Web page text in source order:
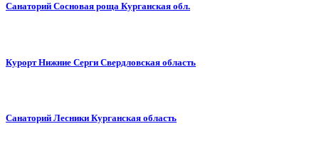
Санаторий Сосновая роща Курганская обл.
Курорт Нижние Серги Свердловская область
Санаторий Лесники Курганская область